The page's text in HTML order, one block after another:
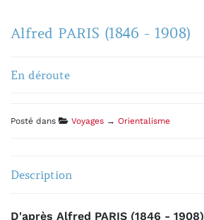
Alfred PARIS (1846 - 1908)
En déroute
Posté dans Voyages → Orientalisme
Description
D'après Alfred PARIS (1846 - 1908)